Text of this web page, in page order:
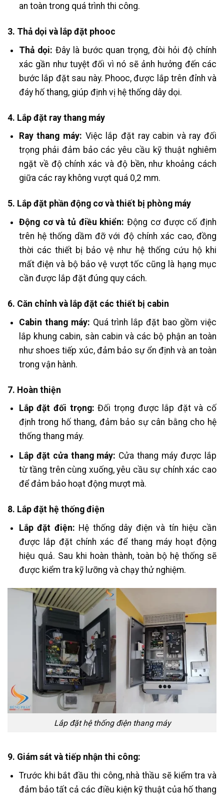
an toàn trong quá trình thi công.
3. Thả dọi và lắp đặt phooc
Thả dọi: Đây là bước quan trọng, đòi hỏi độ chính
xác gần như tuyệt đối vì nó sẽ ảnh hưởng đến các
bước lắp đặt sau này. Phooc, được lắp trên đỉnh và
đáy hố thang, giúp định vị hệ thống dây dọi.
4. Lắp đặt ray thang máy
Ray thang máy: Việc lắp đặt ray cabin và ray đối
trọng phải đảm bảo các yêu cầu kỹ thuật nghiêm
ngặt về độ chính xác và độ bền, như khoảng cách
giữa các ray không vượt quá 0,2 mm.
5. Lắp đặt phần động cơ và thiết bị phòng máy
Động cơ và tủ điều khiển: Động cơ được cố định
trên hệ thống dầm đỡ với độ chính xác cao, đồng
thời các thiết bị bảo vệ như hệ thống cứu hộ khi
mất điện và bộ bảo vệ vượt tốc cũng là hạng mục
cần được lắp đặt đúng quy cách.
6. Căn chỉnh và lắp đặt các thiết bị cabin
Cabin thang máy: Quá trình lắp đặt bao gồm việc
lắp khung cabin, sàn cabin và các bộ phận an toàn
như shoes tiếp xúc, đảm bảo sự ổn định và an toàn
trong vận hành.
7. Hoàn thiện
Lắp đặt đối trọng: Đối trọng được lắp đặt và cố
định trong hố thang, đảm bảo sự cân bằng cho hệ
thống thang máy.
Lắp đặt cửa thang máy: Cửa thang máy được lắp
từ tầng trên cùng xuống, yêu cầu sự chính xác cao
để đảm bảo hoạt động mượt mà.
8. Lắp đặt hệ thống điện
Lắp đặt điện: Hệ thống dây điện và tín hiệu cần
được lắp đặt chính xác để thang máy hoạt động
hiệu quả. Sau khi hoàn thành, toàn bộ hệ thống sẽ
được kiểm tra kỹ lưỡng và chạy thử nghiệm.
Lắp đặt hệ thống điện thang máy
9. Giám sát và tiếp nhận thi công:
Trước khi bắt đầu thi công, nhà thầu sẽ kiểm tra và
đảm bảo tất cả các điều kiện kỹ thuật của hố thang